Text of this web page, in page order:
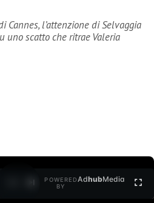
Cannes, l’attenzione di Selvaggia
uno scatto che ritrae Valeria
POWERED
BY
AdhubMedia